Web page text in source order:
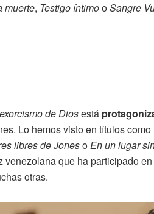
muerte, Testigo íntimooSangre
de Diosestá
Lo hemos visto en títulos como
libres de JonesoEn un lugar
venezolana que ha participado
otras.